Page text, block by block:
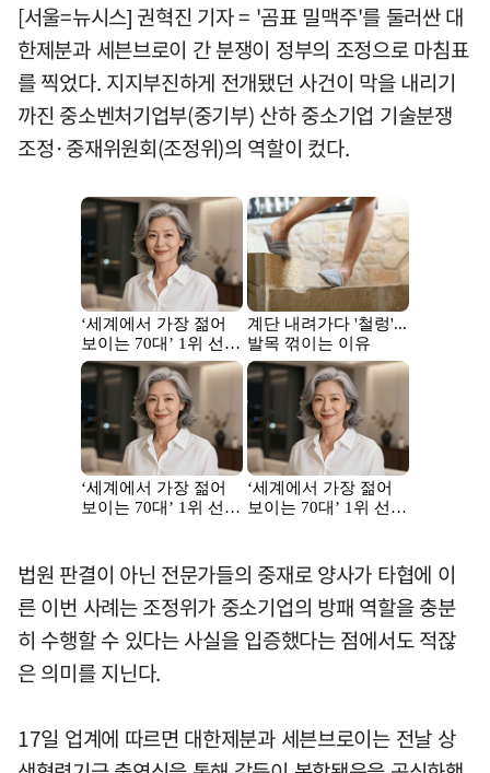
[서울=뉴시스] 권혁진 기자 = '곰표 밀맥주'를 둘러싼 대
한제분과 세븐브로이 간 분쟁이 정부의 조정으로 마침표
를 찍었다. 지지부진하게 전개됐던 사건이 막을 내리기
까진 중소벤처기업부(중기부) 산하 중소기업 기술분쟁
조정·중재위원회(조정위)의 역할이 컸다.
법원 판결이 아닌 전문가들의 중재로 양사가 타협에 이
른 이번 사례는 조정위가 중소기업의 방패 역할을 충분
히 수행할 수 있다는 사실을 입증했다는 점에서도 적잖
은 의미를 지닌다.
17일 업계에 따르면 대한제분과 세븐브로이는 전날 상